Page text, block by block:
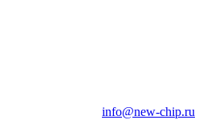
info@new-chip.ru